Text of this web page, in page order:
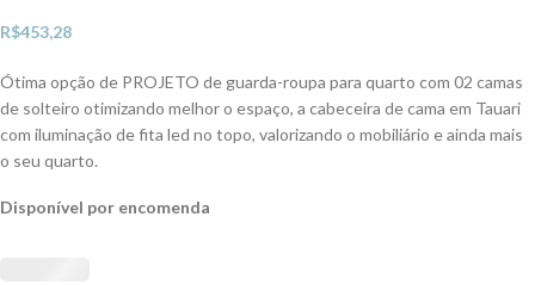
R$453,28
Ótima opção de PROJETO de guarda-roupa para quarto com 02 camas
de solteiro otimizando melhor o espaço, a cabeceira de cama em Tauari
com iluminação de fita led no topo, valorizando o mobiliário e ainda mais
o seu quarto.
Disponível por encomenda